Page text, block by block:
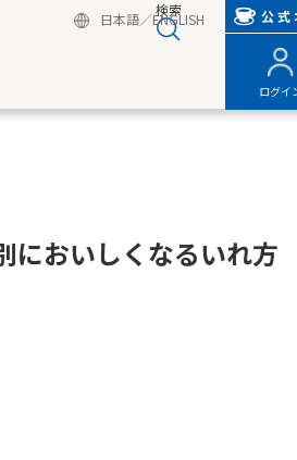
日本語／ENGLISH
検索 公式
ログイ
においしくなるいれ方